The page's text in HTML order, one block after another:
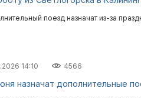
поезд назначат из-за
14:10 4566
назначат дополнительные